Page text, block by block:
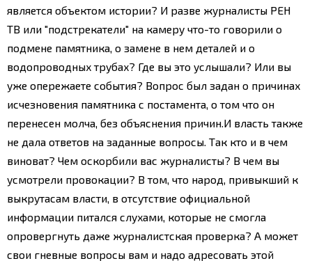
является объектом истории? И разве журналисты РЕН
ТВ или "подстрекатели" на камеру что-то говорили о
подмене памятника, о замене в нем деталей и о
водопроводных трубах? Где вы это услышали? Или вы
уже опережаете события? Вопрос был задан о причинах
исчезновения памятника с постамента, о том что он
перенесен молча, без объяснения причин.И власть также
не дала ответов на заданные вопросы. Так кто и в чем
виноват? Чем оскорбили вас журналисты? В чем вы
усмотрели провокации? В том, что народ, привыкший к
выкрутасам власти, в отсутствие официальной
информации питался слухами, которые не смогла
опровергнуть даже журналистская проверка? А может
свои гневные вопросы вам и надо адресовать этой